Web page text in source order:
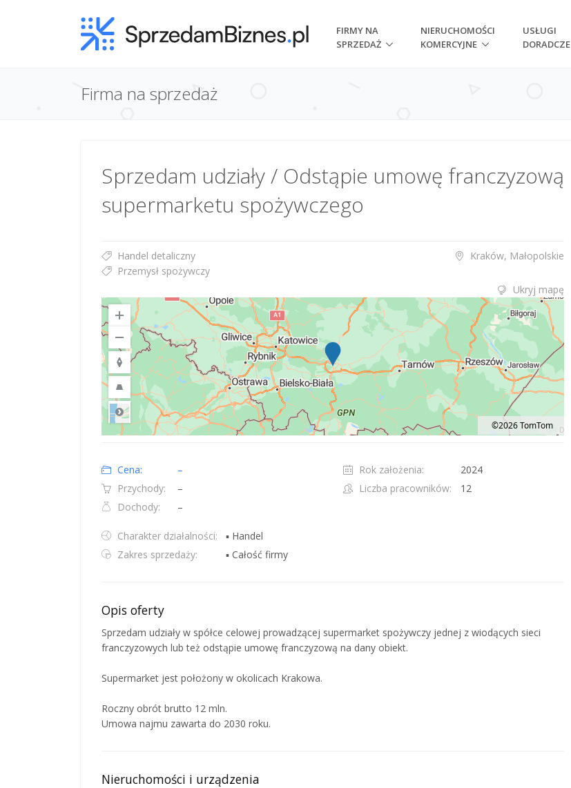
FIRMY NA
SPRZEDAŻ
NIERUCHOMOŚCI
KOMERCYJNE
USŁUGI
DORADCZE
Firma na sprzedaż
Sprzedam udziały / Odstąpie umowę franczyzową
supermarketu spożywczego
Handel detaliczny
Przemysł spożywczy
Kraków, Małopolskie
Ukryj mapę
Road
©2026 TomTom
Cena:
–
Przychody:
–
Dochody:
–
Rok założenia:
2024
Liczba pracowników:
12
Charakter działalności:
▪ Handel
Zakres sprzedaży:
▪ Całość firmy
Opis oferty
Sprzedam udziały w spółce celowej prowadzącej supermarket spożywczy jednej z wiodących sieci
franczyzowych lub też odstąpie umowę franczyzową na dany obiekt.
Supermarket jest położony w okolicach Krakowa.
Roczny obrót brutto 12 mln.
Umowa najmu zawarta do 2030 roku.
Nieruchomości i urządzenia